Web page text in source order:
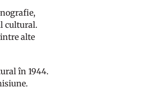
cultural.
alte
în 1944.